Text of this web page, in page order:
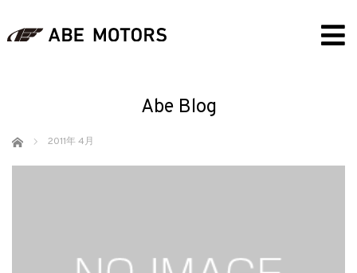
Abe Blog
ホーム 2011年 4月